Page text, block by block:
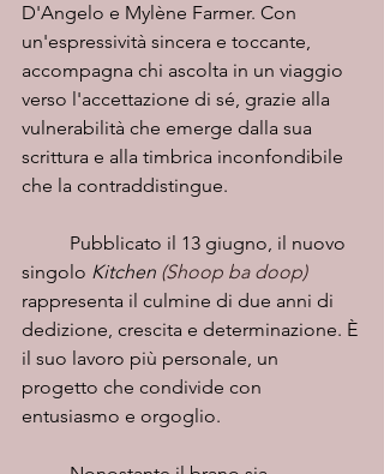
D'Angelo e Mylène Farmer. Con
un'espressività sincera e toccante,
accompagna chi ascolta in un viaggio
verso l'accettazione di sé, grazie alla
vulnerabilità che emerge dalla sua
scrittura e alla timbrica inconfondibile
che la contraddistingue.
singolo Kitchen (Shoop ba doop)
rappresenta il culmine di due anni di
dedizione, crescita e determinazione. È
il suo lavoro più personale, un
progetto che condivide con
entusiasmo e orgoglio.